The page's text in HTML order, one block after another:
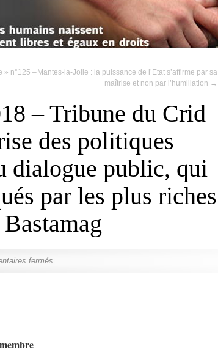
» n°125 – Mantes-la-Jolie : la puissance de l’Etat s’affirme par sa
maîtrise et non par l’humiliation →
– Tribune du Crid
des politiques
dialogue public, qui
par les plus riches
fermés